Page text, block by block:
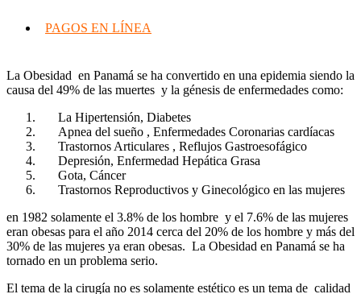
PAGOS EN LÍNEA
La Obesidad en Panamá se ha convertido en una epidemia siendo la
causa del 49% de las muertes y la génesis de enfermedades como:
La Hipertensión, Diabetes
Apnea del sueño , Enfermedades Coronarias cardíacas
Trastornos Articulares , Reflujos Gastroesofágico
Depresión, Enfermedad Hepática Grasa
Gota, Cáncer
Trastornos Reproductivos y Ginecológico en las mujeres
en 1982 solamente el 3.8% de los hombre y el 7.6% de las mujeres
eran obesas para el año 2014 cerca del 20% de los hombre y más del
30% de las mujeres ya eran obesas. La Obesidad en Panamá se ha
tornado en un problema serio.
El tema de la cirugía no es solamente estético es un tema de calidad